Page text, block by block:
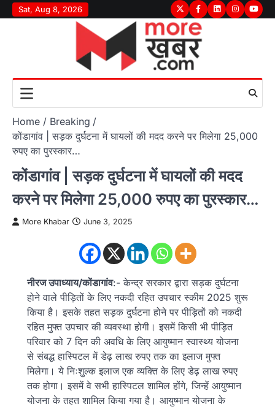
Skip
to
Sat, Aug 8, 2026 TwitterFacebook
LinkedInInstagram
Home
Breaking
कोंडागांव | सड़क दुर्घटना में घायलों की मदद करने पर मिलेगा 25,000
रुपए का पुरस्कार…
कोंडागांव | सड़क दुर्घटना में घायलों की मदद
करने पर मिलेगा 25,000 रुपए का पुरस्कार…
More Khabar June 3, 2025
नीरज उपाध्याय/कोंडागांव:- केन्द्र सरकार द्वारा सड़क दुर्घटना
होने वाले पीड़ितों के लिए नकदी रहित उपचार स्कीम 2025 शुरू
किया है। इसके तहत सड़क दुर्घटना होने पर पीड़ितों को नकदी
रहित मुफ्त उपचार की व्यवस्था होगी। इसमें किसी भी पीड़ित
परिवार को 7 दिन की अवधि के लिए आयुष्मान स्वास्थ्य योजना
से संबद्ध हास्पिटल में डेढ़ लाख रुपए तक का इलाज मुफ्त
मिलेगा। ये निःशुल्क इलाज एक व्यक्ति के लिए डेढ़ लाख रुपए
तक होगा। इसमें वे सभी हास्पिटल शामिल होंगे, जिन्हें आयुष्मान
योजना के तहत शामिल किया गया है। आयुष्मान योजना के